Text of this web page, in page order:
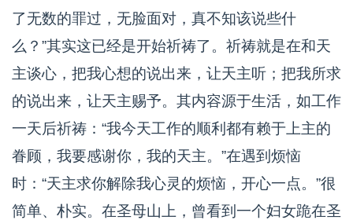
了无数的罪过，无脸面对，真不知该说些什
么？”其实这已经是开始祈祷了。祈祷就是在和天
主谈心，把我心想的说出来，让天主听；把我所求
的说出来，让天主赐予。其内容源于生活，如工作
一天后祈祷：“我今天工作的顺利都有赖于上主的
眷顾，我要感谢你，我的天主。”在遇到烦恼
时：“天主求你解除我心灵的烦恼，开心一点。”很
简单、朴实。在圣母山上，曾看到一个妇女跪在圣